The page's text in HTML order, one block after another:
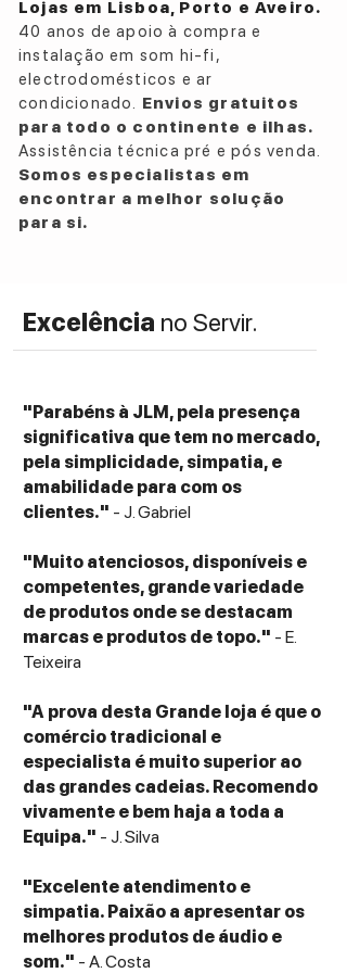
Motor: Síncrono de 12V de alto binário
com controlo eletrónico de micro-passos
Velocidades: 33⅓ rpm e 45 rpm (Seleção
eletrónica com ajuste fino)
Prato: POM (Polioximetileno) de alta
densidade com 33 mm de espessura
Eixo e Rolamento: Eixo de aço inoxidável
endurecido com rolamento de esferas de
precisão
opcionalmente através de fontes
indutivas (PST-10)
Dimensões (LxAxP): 425 mm x 170 mm x
360 mm
Peso: 14,5 kg
Construção: Base tripla composta por
madeira de nogueira italiana, aço
Conteúdo da embalagem
1x Gira-discos Gold Note Giglio
1x Braço de precisão B-5.1
1x Tampa de proteção contra o pó (Dust
1x Cabo de áudio RCA e cabo de
alimentação
1x Manual do utilizador e guia de
configuração técnica
1x Certificado de garantia e autenticidade
oficial da Gold Note
Lojas em Lisboa, Porto e Aveiro.
40 anos de apoio à compra e
instalação em som hi-fi,
electrodomésticos e ar
condicionado. Envios gratuitos
para todo o continente e ilhas.
Assistência técnica pré e pós venda.
Somos especialistas em
encontrar a melhor solução
para si.
Excelência no Servir.
"Parabéns à JLM, pela presença
significativa que tem no mercado,
pela simplicidade, simpatia, e
amabilidade para com os
clientes." - J. Gabriel
"Muito atenciosos, disponíveis e
competentes, grande variedade
de produtos onde se destacam
marcas e produtos de topo." - E.
Teixeira
"A prova desta Grande loja é que o
comércio tradicional e
especialista é muito superior ao
das grandes cadeias. Recomendo
vivamente e bem haja a toda a
Equipa." - J. Silva
"Excelente atendimento e
simpatia. Paixão a apresentar os
melhores produtos de áudio e
som." - A. Costa